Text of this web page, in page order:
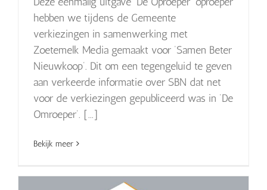
hebben we tijdens de Gemeente
verkiezingen in samenwerking met
Zoetemelk Media gemaakt voor ‘Samen Beter
Nieuwkoop’. Dit om een tegengeluid te geven
aan verkeerde informatie over SBN dat net
voor de verkiezingen gepubliceerd was in ‘De
Omroeper’. [...]
Bekijk meer